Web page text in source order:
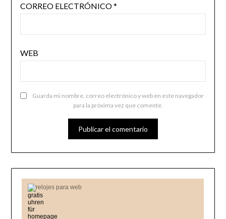
CORREO ELECTRÓNICO*
WEB
Guarda mi nombre, correo electrónico y web en este navegador
para la próxima vez que comente.
relojes para web